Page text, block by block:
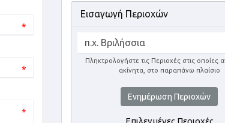
*
*
*
Εισαγωγή Περιοχών
Πληκτρολογήστε τις Περιοχές στις οποίες
ακίνητα, στο παραπάνω πλαίσιο
Ενημέρωση Περιοχών
Επιλεγμένες Περιοχές